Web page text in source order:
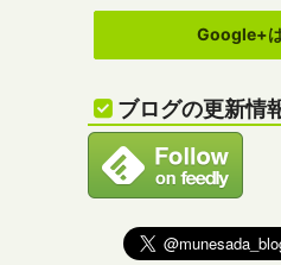
Google+
ブログの更新情